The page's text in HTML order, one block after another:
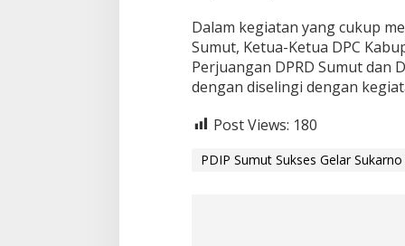
Dalam kegiatan yang cukup
Sumut, Ketua-Ketua DPC
Perjuangan DPRD Sumut dan
dengan diselingi dengan
Post Views: 180
PDIP Sumut Sukses Gelar Sukarno